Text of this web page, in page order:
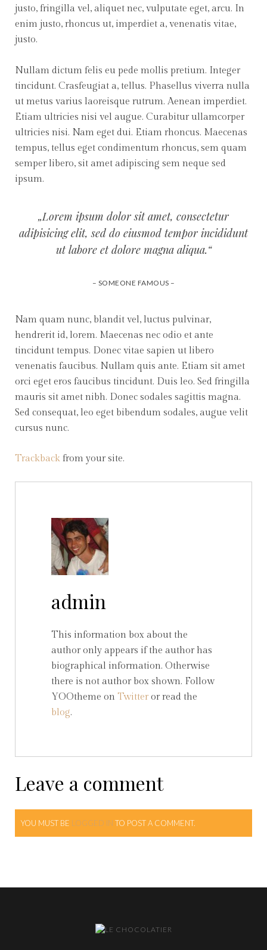
justo, fringilla vel, aliquet nec, vulputate eget, arcu. In
enim justo, rhoncus ut, imperdiet a, venenatis vitae,
justo.
Nullam dictum felis eu pede mollis pretium. Integer
tincidunt. Crasfeugiat a, tellus. Phasellus viverra nulla
ut metus varius laoreisque rutrum. Aenean imperdiet.
Etiam ultricies nisi vel augue. Curabitur ullamcorper
ultricies nisi. Nam eget dui. Etiam rhoncus. Maecenas
tempus, tellus eget condimentum rhoncus, sem quam
semper libero, sit amet adipiscing sem neque sed
ipsum.
„Lorem ipsum dolor sit amet, consectetur
adipisicing elit, sed do eiusmod tempor incididunt
ut labore et dolore magna aliqua.“
– SOMEONE FAMOUS –
Nam quam nunc, blandit vel, luctus pulvinar,
hendrerit id, lorem. Maecenas nec odio et ante
tincidunt tempus. Donec vitae sapien ut libero
venenatis faucibus. Nullam quis ante. Etiam sit amet
orci eget eros faucibus tincidunt. Duis leo. Sed fringilla
mauris sit amet nibh. Donec sodales sagittis magna.
Sed consequat, leo eget bibendum sodales, augue velit
cursus nunc.
Trackback from your site.
admin
This information box about the
author only appears if the author has
biographical information. Otherwise
there is not author box shown. Follow
YOOtheme on Twitteror read the
blog.
Leave a comment
YOU MUST BE LOGGED IN TO POST A COMMENT.